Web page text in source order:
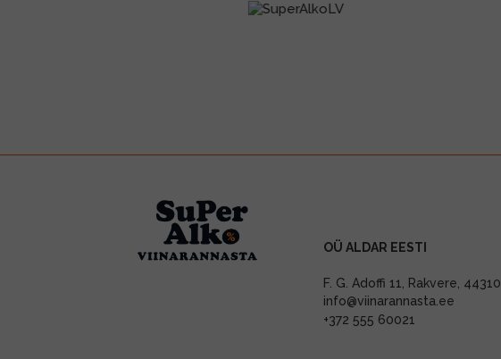
OÜ ALDAR EESTI
F. G. Adoffi 11, Rakvere, 44310
info@viinarannasta.ee
+372 555 60021